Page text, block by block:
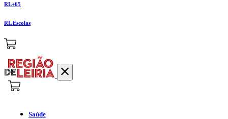
RL+65
RL Escolas
Saúde